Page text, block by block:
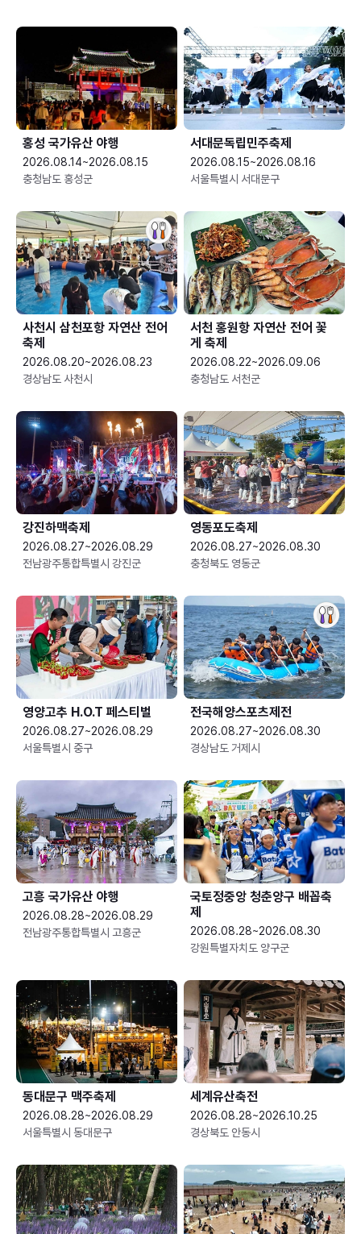
홍성 국가유산 야행
2026.08.14~2026.08.15
충청남도 홍성군
서대문독립민주축제
2026.08.15~2026.08.16
서울특별시 서대문구
사천시 삼천포항 자연산 전어
축제
2026.08.20~2026.08.23
경상남도 사천시
서천 홍원항 자연산 전어 꽃
게 축제
2026.08.22~2026.09.06
충청남도 서천군
강진하맥축제
2026.08.27~2026.08.29
전남광주통합특별시 강진군
영동포도축제
2026.08.27~2026.08.30
충청북도 영동군
영양고추 H.O.T 페스티벌
2026.08.27~2026.08.29
서울특별시 중구
전국해양스포츠제전
2026.08.27~2026.08.30
경상남도 거제시
고흥 국가유산 야행
2026.08.28~2026.08.29
전남광주통합특별시 고흥군
국토정중앙 청춘양구 배꼽축
제
2026.08.28~2026.08.30
강원특별자치도 양구군
동대문구 맥주축제
2026.08.28~2026.08.29
서울특별시 동대문구
세계유산축전
2026.08.28~2026.10.25
경상북도 안동시